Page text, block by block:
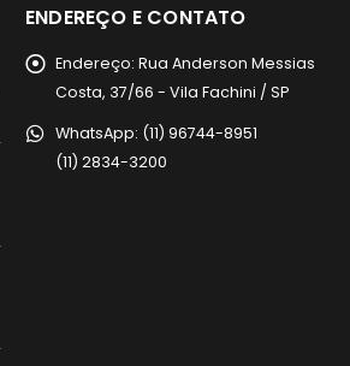
ENDEREÇO E CONTATO
Endereço: Rua Anderson Messias
Costa, 37/66 - Vila Fachini / SP
WhatsApp: (11) 96744-8951
(11) 2834-3200